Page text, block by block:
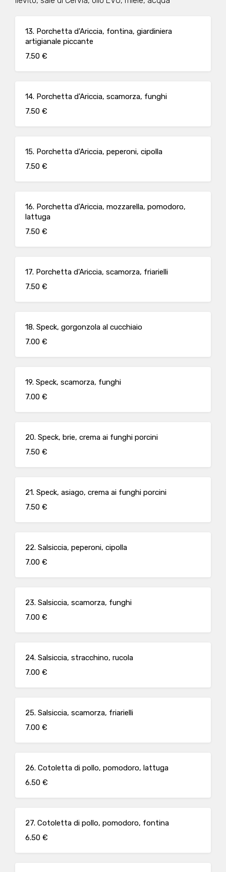
13. Porchetta d'Ariccia, fontina, giardiniera
artigianale piccante
7.50 €
14. Porchetta d'Ariccia, scamorza, funghi
7.50 €
15. Porchetta d'Ariccia, peperoni, cipolla
7.50 €
16. Porchetta d'Ariccia, mozzarella, pomodoro,
lattuga
7.50 €
17. Porchetta d'Ariccia, scamorza, friarielli
7.50 €
18. Speck, gorgonzola al cucchiaio
7.00 €
19. Speck, scamorza, funghi
7.00 €
20. Speck, brie, crema ai funghi porcini
7.50 €
21. Speck, asiago, crema ai funghi porcini
7.50 €
22. Salsiccia, peperoni, cipolla
7.00 €
23. Salsiccia, scamorza, funghi
7.00 €
24. Salsiccia, stracchino, rucola
7.00 €
25. Salsiccia, scamorza, friarielli
7.00 €
26. Cotoletta di pollo, pomodoro, lattuga
6.50 €
27. Cotoletta di pollo, pomodoro, fontina
6.50 €